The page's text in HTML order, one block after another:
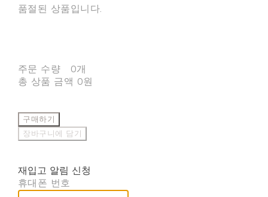
품절된 상품입니다.
주문 수량
0개
총 상품 금액 0원
구매하기
장바구니에 담기
재입고 알림 신청
휴대폰 번호